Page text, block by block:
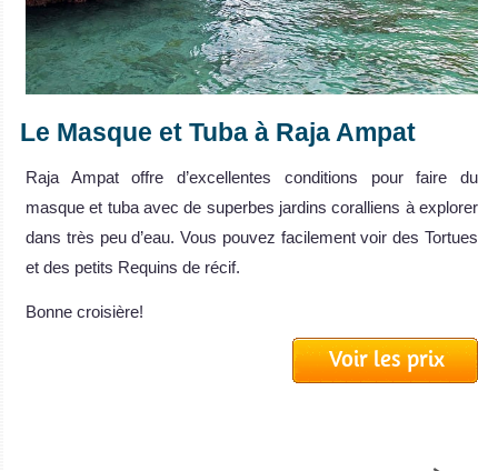
Le Masque et Tuba à Raja Ampat
Raja Ampat offre d’excellentes conditions pour faire du
masque et tuba avec de superbes jardins coralliens à explorer
dans très peu d’eau. Vous pouvez facilement voir des Tortues
et des petits Requins de récif.
Bonne croisière!
Voir les prix